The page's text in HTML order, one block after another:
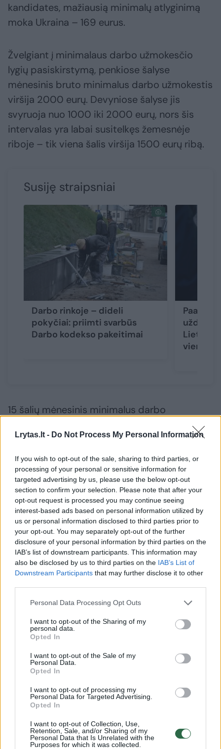
Lrytas.lt - Do Not Process My Personal Information
If you wish to opt-out of the sale, sharing to third parties, or
processing of your personal or sensitive information for
targeted advertising by us, please use the below opt-out
section to confirm your selection. Please note that after your
opt-out request is processed you may continue seeing
interest-based ads based on personal information utilized by
us or personal information disclosed to third parties prior to
your opt-out. You may separately opt-out of the further
disclosure of your personal information by third parties on the
IAB’s list of downstream participants. This information may
also be disclosed by us to third parties on the IAB’s List of
Downstream Participants that may further disclose it to other
Personal Data Processing Opt Outs
I want to opt-out of the Sharing of my
personal data.
Opted In
I want to opt-out of the Sale of my
Personal Data.
Opted In
I want to opt-out of processing my
Personal Data for Targeted Advertising.
Opted In
I want to opt-out of Collection, Use,
Retention, Sale, and/or Sharing of my
Personal Data that Is Unrelated with the
Purposes for which it was collected.
kandidates, mažiausią minimalų atlyginimą
moka Ukraina – 169 eurus.
Žvelgiant į minimalaus darbo užmokesčio
lygių pasiskirstymą, penkiose šalyse
mėnesinis bruto minimalus darbo užmokestis
viršija 2000 eurų. Devyniose šalyse jis
svyruoja nuo 1000 iki 2000 eurų, nors šis
intervalas yra labai susitelkęs žemesnėje
riboje – tik viena šalis viršija 1500 eurų ribą.
Susiję straipsniai
Darbo rinkoje – dideli
pokyčiai: priimti svarbūs
Darbo kodekso pakeitimai
vieną
15 šalių mėnesinis minimalus darbo
užmokestis (bruto) yra mažesnis nei 1000
eurų – o tai reiškia, kad daugiau nei pusė
šalių, apie kurias turima duomenų, patenka į
šią grupę. Tačiau septynios iš jų yra ES
kandidatės.
5 šalyse minimalus darbo užmokestis
viršija 2000 eurų per mėnesį
Be Liuksemburgo, į šią grupę taip pat įeina
Airija (2391 euras), Vokietija (2343 eurai),
eurai). Prancūzija atsilieka nedaug – 1867
eurai.
Vidurinę grupę sudaro Slovėnija (1482 eurai),
Ispanija (1425 eurai), Lietuva (1153 eurai),
Lenkija (1119 eurų), Kipras (1088 eurai),
Graikija (1073 eurai), Portugalija (1073 eurai) ir
minimalus darbo užmokestis yra arčiau 1000
eurų nei 1 500 eurų.